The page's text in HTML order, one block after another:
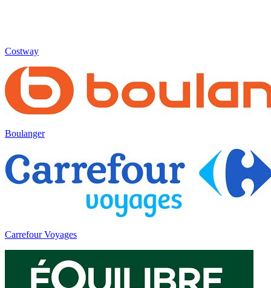
Costway
Boulanger
Carrefour Voyages